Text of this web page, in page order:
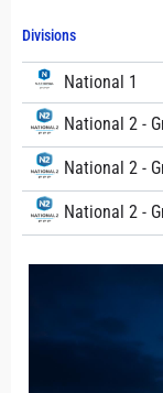
Divisions
National 1
National 2 -
National 2 -
National 2 -